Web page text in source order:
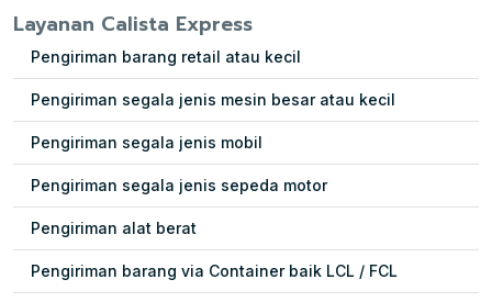
Layanan Calista Express
Pengiriman barang retail atau kecil
Pengiriman segala jenis mesin besar atau kecil
Pengiriman segala jenis mobil
Pengiriman segala jenis sepeda motor
Pengiriman alat berat
Pengiriman barang via Container baik LCL / FCL